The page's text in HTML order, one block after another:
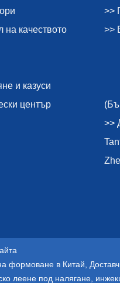
на качеството
и казуси
център
>>
>>
>>
формоване в Китай
леене под налягане